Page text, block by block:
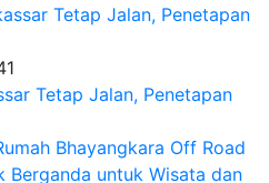
Tetap Jalan, Penetapan